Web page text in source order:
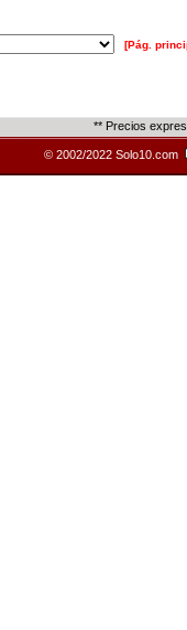
[Pág.
** Precios
© 2002/2022 Solo10.com